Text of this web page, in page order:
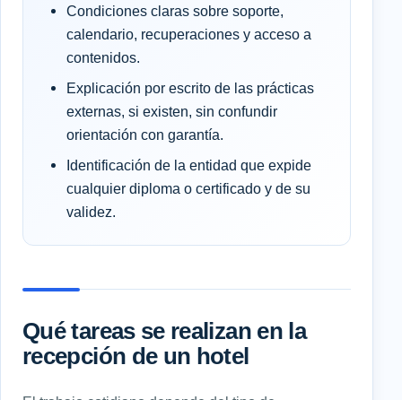
Condiciones claras sobre soporte,
calendario, recuperaciones y acceso a
contenidos.
Explicación por escrito de las prácticas
externas, si existen, sin confundir
orientación con garantía.
Identificación de la entidad que expide
cualquier diploma o certificado y de su
validez.
Qué tareas se realizan en la
recepción de un hotel